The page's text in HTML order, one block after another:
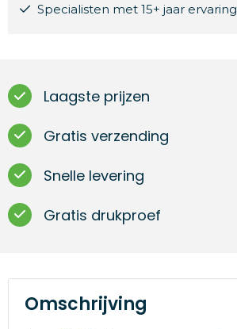
Specialisten met 15+ jaar ervaring
Laagste prijzen
Gratis verzending
Snelle levering
Gratis drukproef
Omschrijving